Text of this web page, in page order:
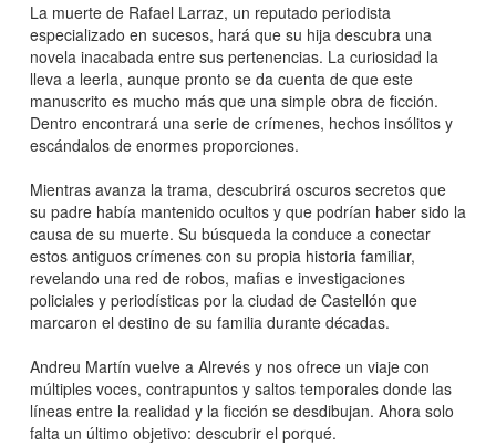
La muerte de Rafael Larraz, un reputado periodista
especializado en sucesos, hará que su hija descubra una
novela inacabada entre sus pertenencias. La curiosidad la
lleva a leerla, aunque pronto se da cuenta de que este
manuscrito es mucho más que una simple obra de ficción.
Dentro encontrará una serie de crímenes, hechos insólitos y
escándalos de enormes proporciones.
Mientras avanza la trama, descubrirá oscuros secretos que
su padre había mantenido ocultos y que podrían haber sido la
causa de su muerte. Su búsqueda la conduce a conectar
estos antiguos crímenes con su propia historia familiar,
revelando una red de robos, mafias e investigaciones
policiales y periodísticas por la ciudad de Castellón que
marcaron el destino de su familia durante décadas.
Andreu Martín vuelve a Alrevés y nos ofrece un viaje con
múltiples voces, contrapuntos y saltos temporales donde las
líneas entre la realidad y la ficción se desdibujan. Ahora solo
falta un último objetivo: descubrir el porqué.